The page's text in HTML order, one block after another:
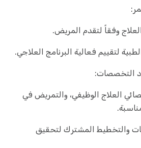
وفقاً لتقدم المريض.
الطبية لتقييم فعالية البرنامج العلاجي.
التخصصات:
العلاج الوظيفي، والتمريض في
والتخطيط المشترك لتحقيق